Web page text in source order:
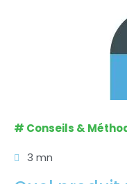
# Conseils &
3 mn